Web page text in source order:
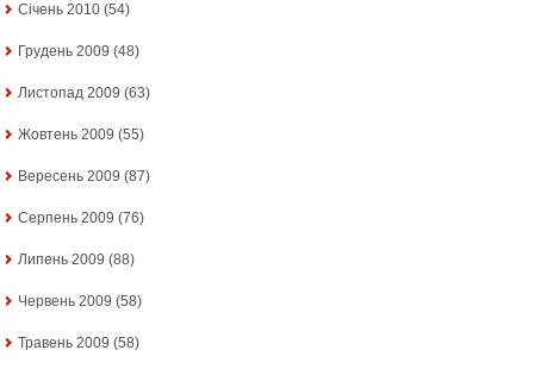
Січень 2010 (54)
Грудень 2009 (48)
Листопад 2009 (63)
Жовтень 2009 (55)
Вересень 2009 (87)
Серпень 2009 (76)
Липень 2009 (88)
Червень 2009 (58)
Травень 2009 (58)